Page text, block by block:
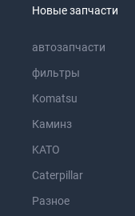
Новые запчасти
автозапчасти
фильтры
Komatsu
Каминз
KATO
Caterpillar
Разное